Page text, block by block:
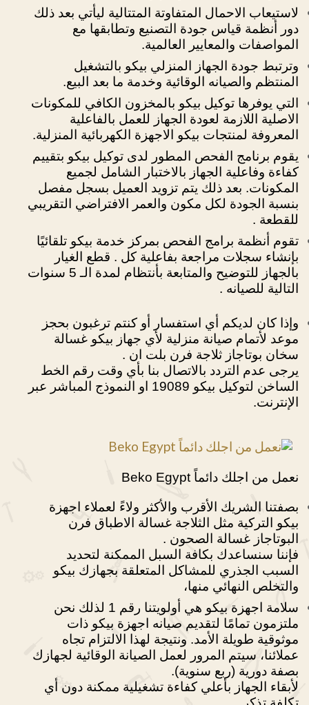
لاستيعاب الاحمال المتفاوتة المتتالية ليأتي بعد ذلك
دور أنظمة قياس جودة التصنيع وتطابقها مع
المواصفات والمعايير العالمية.
وترتبط جودة الجهاز المنزلي بيكو بالتشغيل
المنتظم والصيانه الوقائية وخدمة ما بعد البيع.
التي يوفرها توكيل بيكو بالمخزون الكافي للمكونات
الاصلية اللازمة لعودة الجهاز للعمل بالفاعلية
المعروفة لمنتجات بيكو الاجهزة الكهربائية المنزلية.
يقوم برنامج الفحص المطور لدى توكيل بيكو بتقييم
كفاءة وفاعلية الجهاز بالاختبار الشامل لجميع
المكونات. بعد ذلك يتم تزويد العميل بسجل مفصل
بنسبة الجودة لكل مكون والعمر الافتراضي التقريبي
للقطعة .
تقوم أنظمة برامج الفحص بمركز خدمة بيكو تلقائيًا
بإنشاء سجلات مراجعة بفاعلية كل . قطع الغيار
بالجهاز للتوضيح والمتابعة بأنتظام لمدة الـ 5 سنوات
التالية للصيانه .
وإذا كان لديكم أي استفسار أو كنتم ترغبون بحجز
موعد لأتمام صيانة منزلية لأي جهاز بيكو غسالة
سخان بوتاجاز ثلاجة فرن بلت ان .
يرجى عدم التردد بالاتصال بنا بأي وقت رقم الخط
الساخن لتوكيل بيكو 19089 او النموذج المباشر عبر
الإنترنت.
نعمل من اجلك دائماً Beko Egypt
بصفتنا الشريك الأقرب والأكثر ولاءً لعملاء اجهزة
بيكو التركية مثل الثلاجة غسالة الاطباق فرن
البوتاجاز غسالة الصحون .
فإننا سنساعدك بكافة السبل الممكنة لتحديد
السبب الجذري للمشاكل المتعلقة بجهازك بيكو
والتخلص النهائي منها،
سلامة اجهزة بيكو هي أولويتنا رقم 1 لذلك نحن
ملتزمون تمامًا لتقديم صيانه اجهزة بيكو ذات
موثوقية طويلة الأمد. ونتيجة لهذا الالتزام تجاه
عملائنا، سيتم المرور لعمل الصيانة الوقائية لجهازك
بصفة دورية (ربع سنوية).
لأبقاء الجهاز بأعلي كفاءة تشغيلية ممكنة دون أي